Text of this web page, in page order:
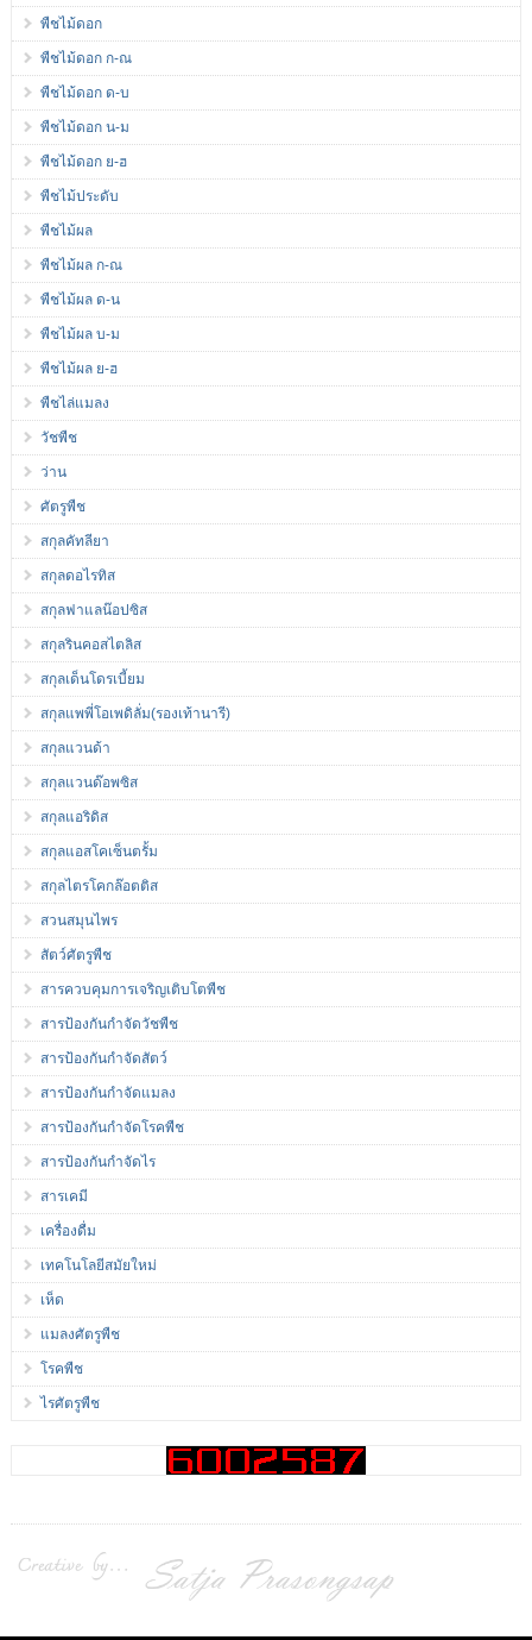
พืชไม้ดอก
พืชไม้ดอก ก-ณ
พืชไม้ดอก ด-บ
พืชไม้ดอก น-ม
พืชไม้ดอก ย-ฮ
พืชไม้ประดับ
พืชไม้ผล
พืชไม้ผล ก-ณ
พืชไม้ผล ด-น
พืชไม้ผล บ-ม
พืชไม้ผล ย-ฮ
พืชไล่แมลง
วัชพืช
ว่าน
ศัตรูพืช
สกุลคัทลียา
สกุลดอไรทิส
สกุลฟาแลน๊อปซิส
สกุลรินคอสไตลิส
สกุลเด็นโดรเบี้ยม
สกุลแพพี่โอเพดิลั่ม(รองเท้านารี)
สกุลแวนด้า
สกุลแวนด๊อพซิส
สกุลแอริดิส
สกุลแอสโคเซ็นตรั้ม
สกุลไตรโคกล๊อตติส
สวนสมุนไพร
สัตว์ศัตรูพืช
สารควบคุมการเจริญเติบโตพืช
สารป้องกันกำจัดวัชพืช
สารป้องกันกำจัดสัตว์
สารป้องกันกำจัดแมลง
สารป้องกันกำจัดโรคพืช
สารป้องกันกำจัดไร
สารเคมี
เครื่องดื่ม
เทคโนโลยีสมัยใหม่
เห็ด
แมลงศัตรูพืช
โรคพืช
ไรศัตรูพืช